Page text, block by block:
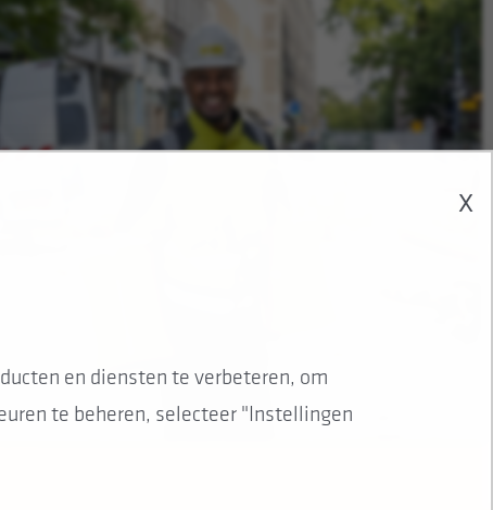
X
en diensten te verbeteren, om
te beheren, selecteer "Instellingen